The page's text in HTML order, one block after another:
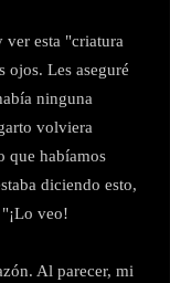
ver esta "criatura
ojos. Les aseguré
ninguna
volviera
que habíamos
diciendo esto,
veo!
Al parecer, mi